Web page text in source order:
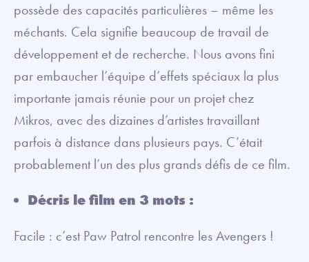
possède des capacités particulières – même les
méchants. Cela signifie beaucoup de travail de
développement et de recherche. Nous avons fini
par embaucher l’équipe d’effets spéciaux la plus
importante jamais réunie pour un projet chez
Mikros, avec des dizaines d’artistes travaillant
parfois à distance dans plusieurs pays. C’était
probablement l’un des plus grands défis de ce film.
Décris le film en 3 mots :
Facile : c’est Paw Patrol rencontre les Avengers !